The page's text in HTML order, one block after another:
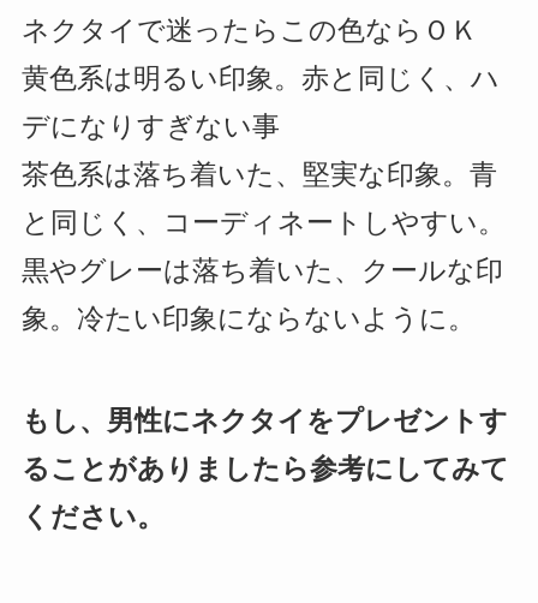
ネクタイで迷ったらこの色ならＯＫ
黄色系は明るい印象。赤と同じく、ハ
デになりすぎない事
茶色系は落ち着いた、堅実な印象。青
と同じく、コーディネートしやすい。
黒やグレーは落ち着いた、クールな印
象。冷たい印象にならないように。
もし、男性にネクタイをプレゼントす
ることがありましたら参考にしてみて
ください。